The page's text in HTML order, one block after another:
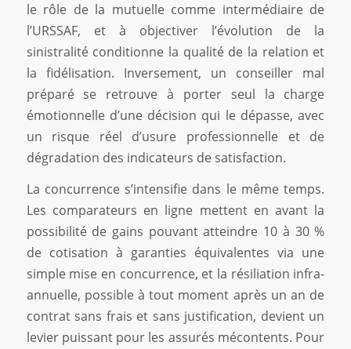
le rôle de la mutuelle comme intermédiaire de
l’URSSAF, et à objectiver l’évolution de la
sinistralité conditionne la qualité de la relation et
la fidélisation. Inversement, un conseiller mal
préparé se retrouve à porter seul la charge
émotionnelle d’une décision qui le dépasse, avec
un risque réel d’usure professionnelle et de
dégradation des indicateurs de satisfaction.
La concurrence s’intensifie dans le même temps.
Les comparateurs en ligne mettent en avant la
possibilité de gains pouvant atteindre 10 à 30 %
de cotisation à garanties équivalentes via une
simple mise en concurrence, et la résiliation infra-
annuelle, possible à tout moment après un an de
contrat sans frais et sans justification, devient un
levier puissant pour les assurés mécontents. Pour